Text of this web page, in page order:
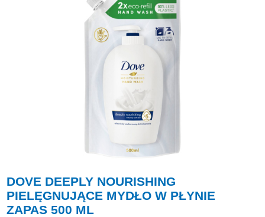
DOVE DEEPLY NOURISHING
PIELĘGNUJĄCE MYDŁO W PŁYNIE
ZAPAS 500 ML